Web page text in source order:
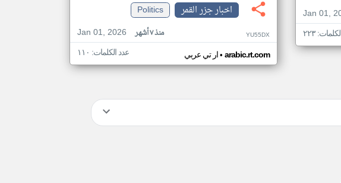
Jan 01,
٢٢٣
اخبار جزر القمر
Politics
Jan 01, 2026
منذ ٧ أشهر YU55DX
ار تي عربي• arabic.rt.com عدد الكلمات: ١١٠